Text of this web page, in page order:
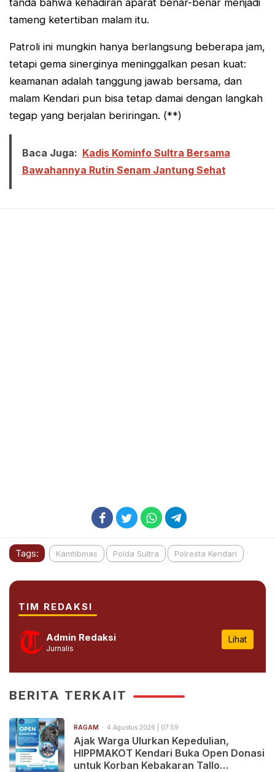
tameng ketertiban malam itu.
Patroli ini mungkin hanya berlangsung beberapa jam,
tetapi gema sinerginya meninggalkan pesan kuat:
keamanan adalah tanggung jawab bersama, dan
malam Kendari pun bisa tetap damai dengan langkah
tegap yang berjalan beriringan. (**)
Baca Juga: Kadis Kominfo Sultra Bersama
Bawahannya Rutin Senam Jantung Sehat
Tags: Kamtibmas Polda Sultra Polresta Kendari
TIM REDAKSI
Admin Redaksi
Jurnalis
Lihat
BERITA TERKAIT
RAGAM 4 Agustus 2026 | 07:59
Ajak Warga Ulurkan Kepedulian,
HIPPMAKOT Kendari Buka Open Donasi
untuk Korban Kebakaran Tallo